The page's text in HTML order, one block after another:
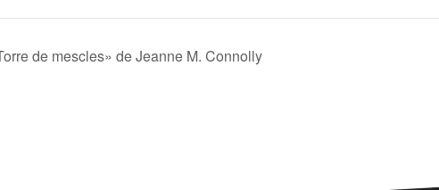
de mescles» de Jeanne M. Connolly